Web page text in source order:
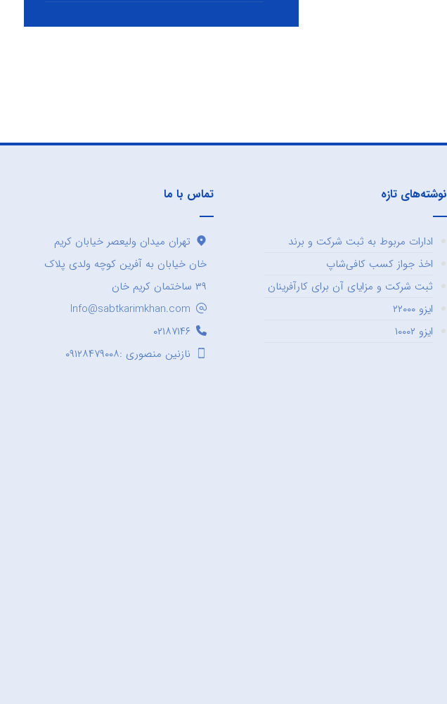
نوشته‌های تازه
ادارات مربوط به ثبت شرکت و برند
اخذ جواز کسب کافی‌شاپ
ثبت شرکت و مزایای آن برای کارآفرینان
ایزو ۲۲۰۰۰
ایزو ۱۰۰۰۲
تماس با ما
تهران میدان ولیعصر خیابان کریم
خان خیابان به آفرین کوچه ولدی پلاک
۳۹ ساختمان کریم خان
Info@sabtkarimkhan.com
۰۲۱۸۷۱۴۶
نازنین منصوری :۰۹۱۲۸۴۷۹۰۰۸